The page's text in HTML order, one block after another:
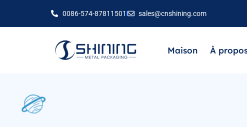
0086-574-87811501 sales@cnshining.com
Maison À